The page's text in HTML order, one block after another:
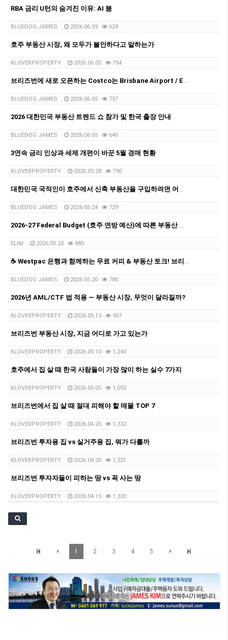
RBA 금리 U턴의 숨겨진 이유: AI 붐
BLUEDOG JAMES 2026.06.09 624
호주 부동산 시장, 왜 모두가 불안하다고 말하는가
KLOVERPROPERTY 2026.06.05 754
브리즈번에 새로 오픈하는 Costco는 Brisbane Airport / Eagle Farm 지역입니다.
BLUEDOG JAMES 2026.06.05 757
2026 대한민국 부동산 트렌드 쇼 참가 및 한국 출장 안내
BLUEDOG JAMES 2026.06.05 646
3연속 금리 인상과 세제 개편이 바꾼 5월 경매 현황
KLOVERPROPERTY 2026.05.28 790
대한민국 국적인이 호주에서 신축 부동산을 구입하려면 어떤 절차로 진행될까요?
BLUEDOG JAMES 2026.05.24 729
2026-27 Federal Budget (호주 연방 예산)에 따른 부동산 전망과 영향
ELIM 2026.05.20 880
☕ Westpac 은행과 함께하는 무료 커피 & 부동산 토크! 브리즈번 부동산·홈론·투자 상담 진행
BLUEDOG JAMES 2026.05.20 780
2026년 AML/CTF 법 적용 — 부동산 시장, 무엇이 달라질까?
KLOVERPROPERTY 2026.05.13 907
브리즈번 부동산 시장, 지금 어디로 가고 있는가
KLOVERPROPERTY 2026.05.10 1,240
호주에서 집 살 때 한국 사람들이 가장 많이 하는 실수 7가지
KLOVERPROPERTY 2026.05.05 1,092
브리즈번에서 집 살 때 절대 피해야 할 매물 TOP 7
KLOVERPROPERTY 2026.04.25 1,332
브리즈번 투자용 집 vs 실거주용 집, 뭐가 다를까
KLOVERPROPERTY 2026.04.20 1,221
브리즈번 투자자들이 피하는 땅 vs 꼭 사는 땅
KLOVERPROPERTY 2026.04.15 1,320
1 2 3 4 5